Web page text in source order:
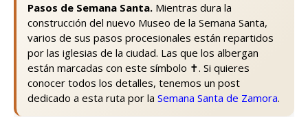
Pasos de Semana Santa. Mientras dura la
construcción del nuevo Museo de la Semana Santa,
varios de sus pasos procesionales están repartidos
por las iglesias de la ciudad. Las que los albergan
están marcadas con este símbolo ✝️. Si quieres
conocer todos los detalles, tenemos un post
dedicado a esta ruta por la Semana Santa de Zamora.